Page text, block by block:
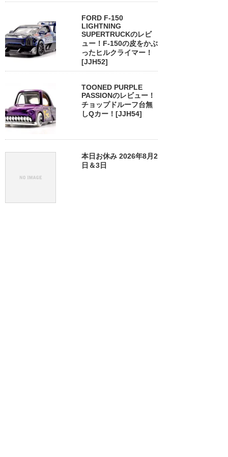
FORD F-150
LIGHTNING
SUPERTRUCKのレビ
ュー！F-150の皮をかぶ
ったヒルクライマー！
[JJH52]
TOONED PURPLE
PASSIONのレビュー！
チョップドルーフ台無
しQカー！[JJH54]
本日お休み 2026年8月2
日＆3日